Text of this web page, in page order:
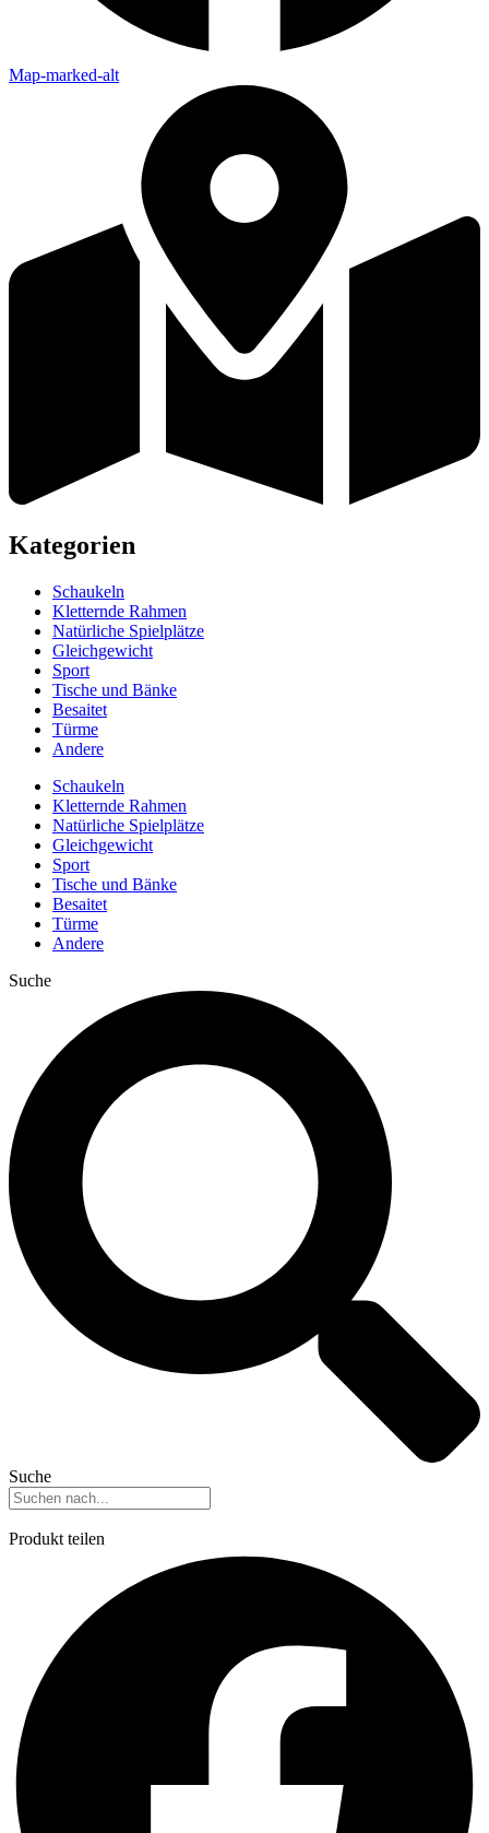
Map-marked-alt
Kategorien
Schaukeln
Kletternde Rahmen
Natürliche Spielplätze
Gleichgewicht
Sport
Tische und Bänke
Besaitet
Türme
Andere
Schaukeln
Kletternde Rahmen
Natürliche Spielplätze
Gleichgewicht
Sport
Tische und Bänke
Besaitet
Türme
Andere
Suche
Suche
Produkt teilen